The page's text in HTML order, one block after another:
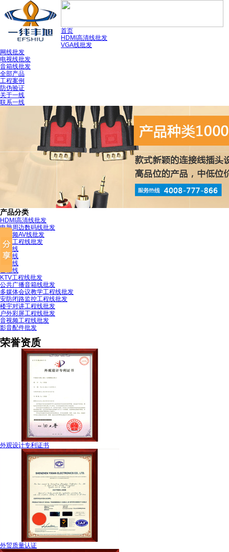
首页
HDMI高清线批发
VGA线批发
网线批发
电视线批发
音箱线批发
全部产品
工程案例
防伪验证
关于一线
联系一线
产品分类
HDMI高清线批发
电脑周边数码线批发
音视频AV线批发
家装工程线批发
电视线
电话线
网络线
音箱线
KTV工程线批发
公共广播音箱线批发
多媒体会议教学工程线批发
安防闭路监控工程线批发
楼宇对讲工程线批发
户外彩屏工程线批发
音视频工程线批发
影音配件批发
荣誉资质
外观设计专利证书
外贸质量认证